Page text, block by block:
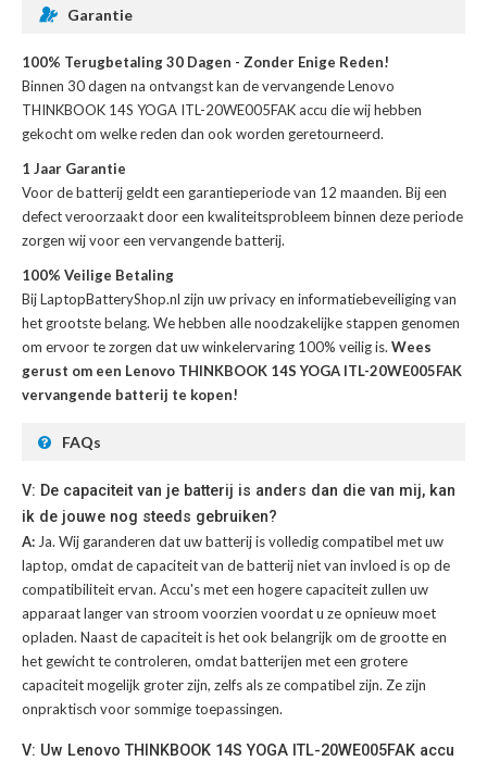
Garantie
100% Terugbetaling 30 Dagen - Zonder Enige Reden!
Binnen 30 dagen na ontvangst kan devervangende Lenovo
THINKBOOK 14S YOGA ITL-20WE005FAK accu die wij hebben
gekocht om welke reden dan ook worden geretourneerd.
1 Jaar Garantie
Voor debatterij geldt een garantieperiode van 12 maanden. Bij een
defect veroorzaakt door een kwaliteitsprobleem binnen deze periode
zorgen wij voor een vervangende batterij.
100% Veilige Betaling
Bij LaptopBatteryShop.nl zijn uw privacy en informatiebeveiliging van
het grootste belang. We hebben alle noodzakelijke stappen genomen
om ervoor te zorgen dat uw winkelervaring 100% veilig is. Wees
gerust om een Lenovo THINKBOOK 14S YOGA ITL-20WE005FAK
vervangende batterij te kopen!
FAQs
V: De capaciteit van je batterij is anders dan die van mij, kan
ik de jouwe nog steeds gebruiken?
A: Ja. Wij garanderen dat uw batterij is volledig compatibel met uw
laptop, omdat de capaciteit van de batterij niet van invloed is op de
compatibiliteit ervan. Accu's met een hogere capaciteit zullen uw
apparaat langer van stroom voorzien voordat u ze opnieuw moet
opladen. Naast de capaciteit is het ook belangrijk om de grootte en
het gewicht te controleren, omdat batterijen met een grotere
capaciteit mogelijk groter zijn, zelfs als ze compatibel zijn. Ze zijn
onpraktisch voor sommige toepassingen.
V: Uw Lenovo THINKBOOK 14S YOGA ITL-20WE005FAK accu